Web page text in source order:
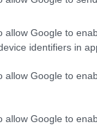
allow Google to
identifiers in
allow Google to
allow Google to
je private keys
zoals hackers
Een
een